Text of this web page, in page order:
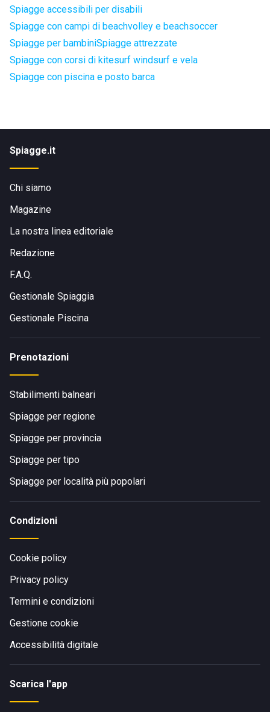
Spiagge accessibili per disabili
Spiagge con campi di beachvolley e beachsoccer
Spiagge per bambiniSpiagge attrezzate
Spiagge con corsi di kitesurf windsurf e vela
Spiagge con piscina e posto barca
Spiagge.it
Chi siamo
Magazine
La nostra linea editoriale
Redazione
F.A.Q.
Gestionale Spiaggia
Gestionale Piscina
Prenotazioni
Stabilimenti balneari
Spiagge per regione
Spiagge per provincia
Spiagge per tipo
Spiagge per località più popolari
Condizioni
Cookie policy
Privacy policy
Termini e condizioni
Gestione cookie
Accessibilità digitale
Scarica l'app